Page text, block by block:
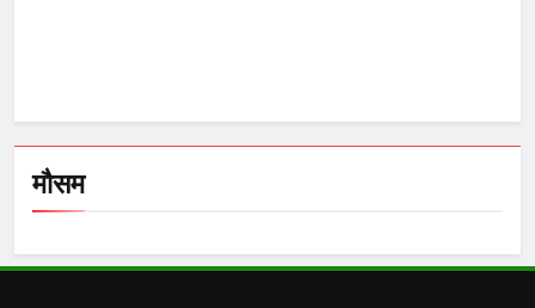
मौसम